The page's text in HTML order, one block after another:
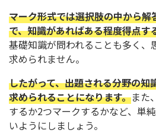
マーク形式では選択肢の中から解
で、知識があればある程度得点す
基礎知識が問われることも多く、
求められません。
したがって、出題される分野の知
求められることになります。また
するか2つマークするかなど、単
いようにしましょう。